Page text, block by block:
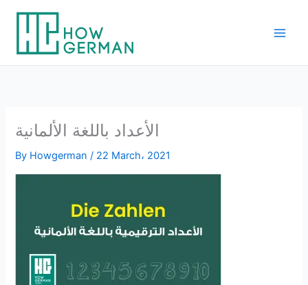
content
الأعداد باللغة الألمانية
By Howgerman/ 22 March، 2021